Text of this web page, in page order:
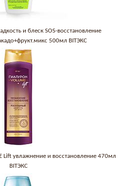
и блеск SOS-восстановление
500мл BITЭКС
увлажнение и восстановление 470мл
BITЭКС